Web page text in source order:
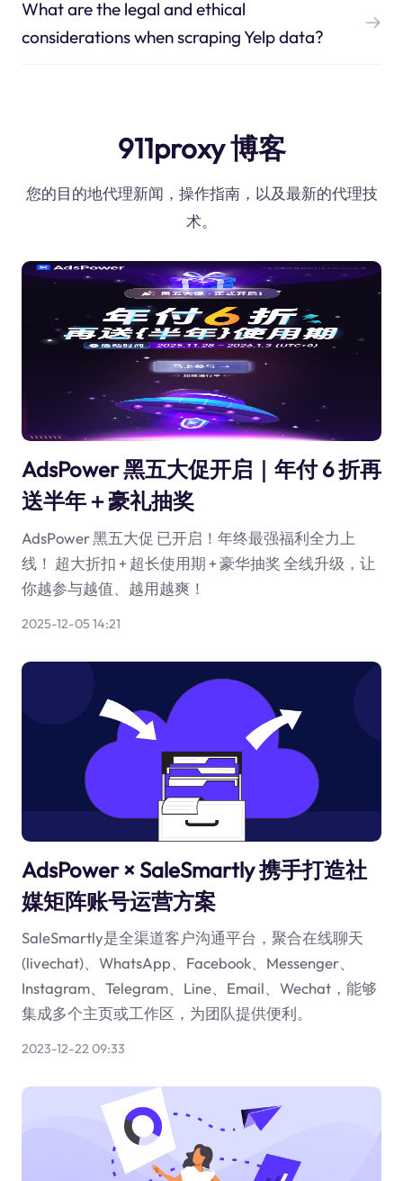
What are the legal and ethical
considerations when scraping Yelp data?
911proxy 博客
您的目的地代理新闻，操作指南，以及最新的代理技
术。
AdsPower 黑五大促开启｜年付 6 折再
送半年＋豪礼抽奖
AdsPower 黑五大促 已开启！年终最强福利全力上
线！ 超大折扣 + 超长使用期 + 豪华抽奖 全线升级，让
你越参与越值、越用越爽！
2025-12-05 14:21
AdsPower × SaleSmartly 携手打造社
媒矩阵账号运营方案
SaleSmartly是全渠道客户沟通平台，聚合在线聊天
(livechat)、WhatsApp、Facebook、Messenger、
Instagram、Telegram、Line、Email、Wechat，能够
集成多个主页或工作区，为团队提供便利。
2023-12-22 09:33